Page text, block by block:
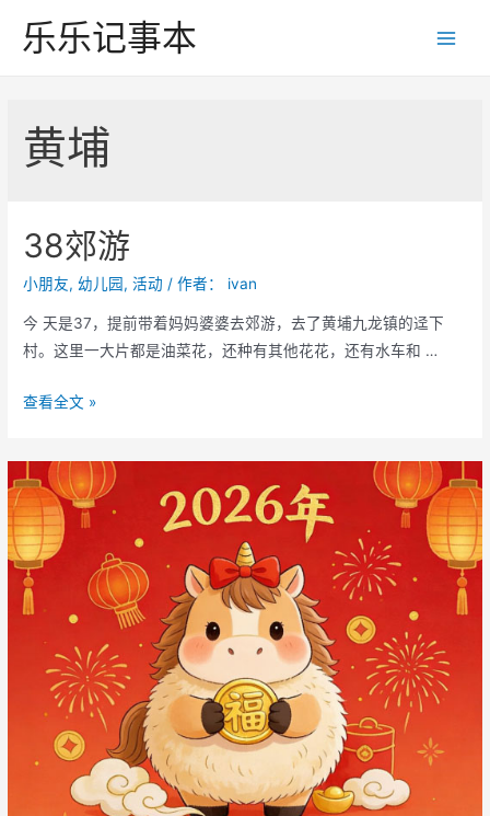
乐乐记事本
黄埔
38郊游
小朋友,幼儿园,活动 / 作者： ivan
今 天是37，提前带着妈妈婆婆去郊游，去了黄埔九龙镇的迳下
村。这里一大片都是油菜花，还种有其他花花，还有水车和 …
38
查看全文 »